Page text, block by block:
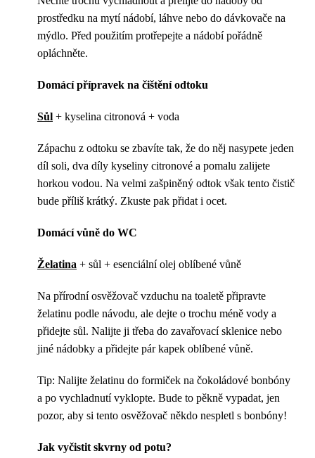
prostředku na mytí nádobí, láhve nebo do dávkovače na
mýdlo. Před použitím protřepejte a nádobí pořádně
opláchněte.
Domácí přípravek na čištění odtoku
Sůl + kyselina citronová + voda
Zápachu z odtoku se zbavíte tak, že do něj nasypete jeden
díl soli, dva díly kyseliny citronové a pomalu zalijete
horkou vodou. Na velmi zašpiněný odtok však tento čistič
bude příliš krátký. Zkuste pak přidat i ocet.
Domácí vůně do WC
Želatina + sůl + esenciální olej oblíbené vůně
Na přírodní osvěžovač vzduchu na toaletě připravte
želatinu podle návodu, ale dejte o trochu méně vody a
přidejte sůl. Nalijte ji třeba do zavařovací sklenice nebo
jiné nádobky a přidejte pár kapek oblíbené vůně.
Tip: Nalijte želatinu do formiček na čokoládové bonbóny
a po vychladnutí vyklopte. Bude to pěkně vypadat, jen
pozor, aby si tento osvěžovač někdo nespletl s bonbóny!
Jak vyčistit skvrny od potu?